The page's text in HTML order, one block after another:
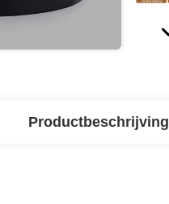
Productbeschrijving